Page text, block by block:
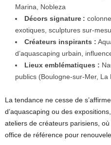
Marina, Nobleza
Décors signature :
exotiques, sculptures sur-
Créateurs inspirants :
d’aquascaping urbain,
Lieux emblématiques :
publics (Boulogne-sur-Mer, La
La tendance ne cesse de
d’aquascaping ou des
ateliers de créateurs parisiens,
office de référence pour